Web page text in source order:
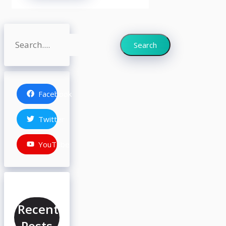
Search Search
Facebook
Twitter
YouTube
Recent